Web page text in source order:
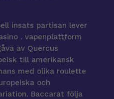
insats partisan lever
. vapenplattform
av Quercus
till amerikansk
med olika roulette
och
Baccarat följa